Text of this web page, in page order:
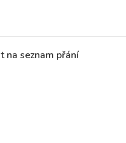
na seznam přání